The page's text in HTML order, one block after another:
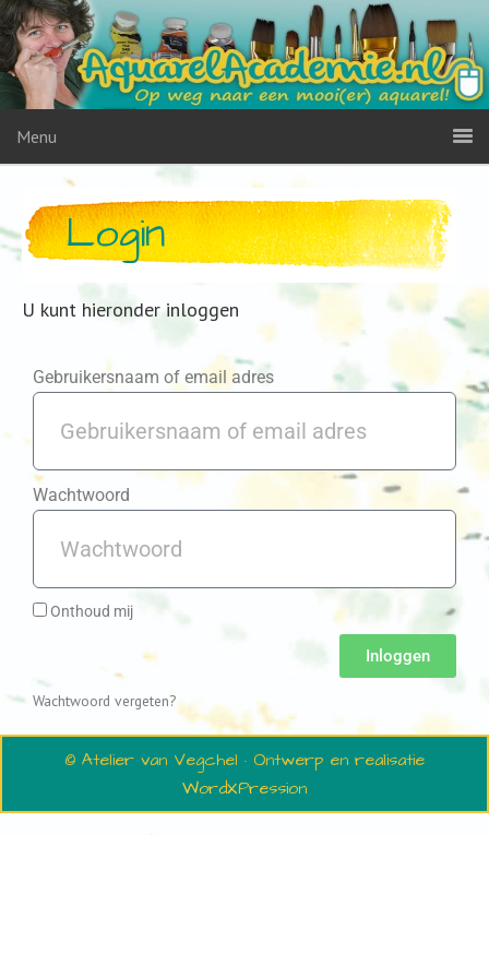
Menu
Login
U kunt hieronder inloggen
Gebruikersnaam of email adres
Wachtwoord
Onthoud mij
Inloggen
Wachtwoord vergeten?
© Atelier van Vegchel · Ontwerp en realisatie
WordXPression